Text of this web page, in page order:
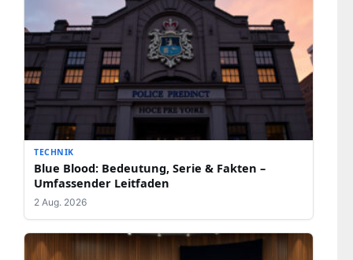
TECHNIK
Blue Blood: Bedeutung, Serie & Fakten –
Umfassender Leitfaden
2 Aug. 2026